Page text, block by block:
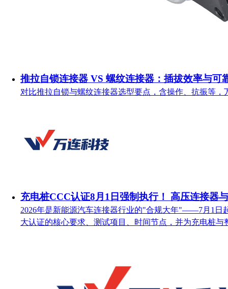
推拉自锁连接器 VS 螺纹连接器：插拔效率与可
对比推拉自锁与螺纹连接器选型要点，含操作、抗振等，
充电桩CCC认证8月1日强制执行！ 高压连接器
2026年是新能源汽车连接器行业的"合规大年"——7月1日
大认证的核心要求、测试项目、时间节点，并为充电桩